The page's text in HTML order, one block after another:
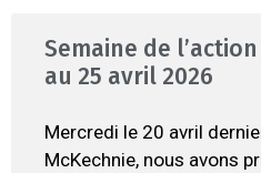
Semaine de
au 25 avril 2026
Mercredi le 20 avril
McKechnie, nous avons